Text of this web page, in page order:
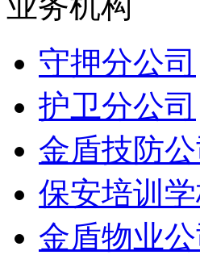
守押分公司
护卫分公司
金盾技防公
保安培训
金盾物业公